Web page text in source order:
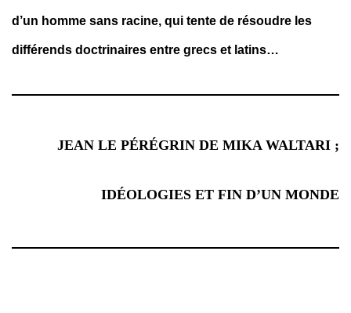
d’un homme sans racine, qui tente de résoudre les
différends doctrinaires entre grecs et latins…
JEAN LE PÉRÉGRIN DE MIKA WALTARI ;
IDÉOLOGIES ET FIN D’UN MONDE